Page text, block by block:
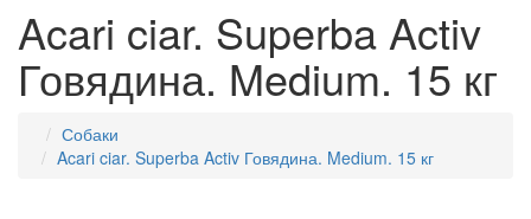
Acari ciar. Superba Activ
Говядина. Medium. 15 кг
Собаки
Acari ciar. Superba Activ Говядина. Medium. 15 кг